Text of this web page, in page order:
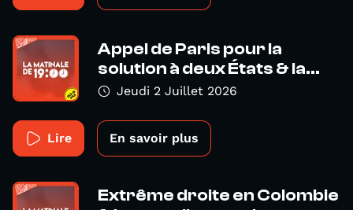
Appel de Paris pour la
solution à deux États & la...
Jeudi 2 Juillet 2026
Lire En savoir plus
Extrême droite en Colombie